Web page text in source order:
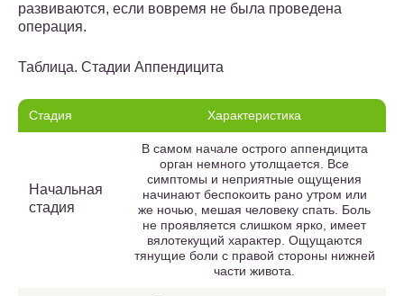
развиваются, если вовремя не была проведена
операция.
Таблица. Стадии Аппендицита
Стадия Характеристика
Начальная
стадия
В самом начале острого аппендицита
орган немного утолщается. Все
симптомы и неприятные ощущения
начинают беспокоить рано утром или
же ночью, мешая человеку спать. Боль
не проявляется слишком ярко, имеет
вялотекущий характер. Ощущаются
тянущие боли с правой стороны нижней
части живота.